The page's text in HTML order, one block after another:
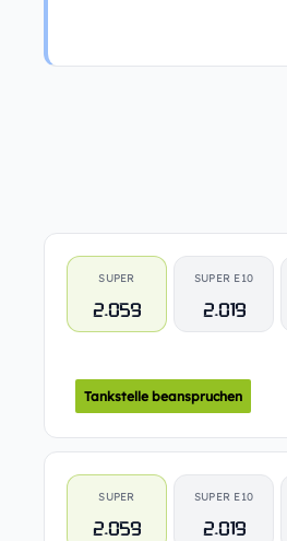
SUPER
2.059
SUPER E10
2.019
Tankstelle beanspruchen
SUPER
2.059
SUPER E10
2.019